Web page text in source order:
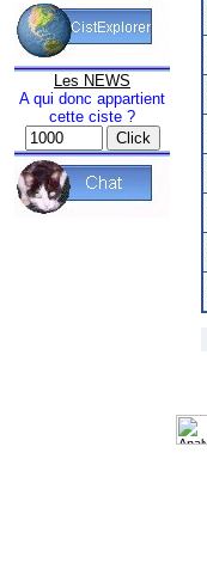
Les NEWS
A qui donc appartient
cette ciste ?